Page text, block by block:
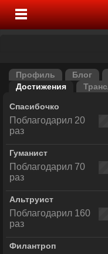
Профиль Блог
Достижения
Спасибочко
Поблагодарил 20
раз
Гуманист
Поблагодарил 70
раз
Альтруист
Поблагодарил 160
раз
Филантроп